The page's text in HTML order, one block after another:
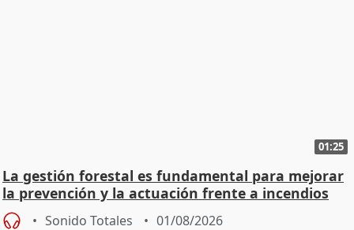
01:25
La gestión forestal es fundamental para mejorar
la prevención y la actuación frente a incendios
Sonido Totales 01/08/2026